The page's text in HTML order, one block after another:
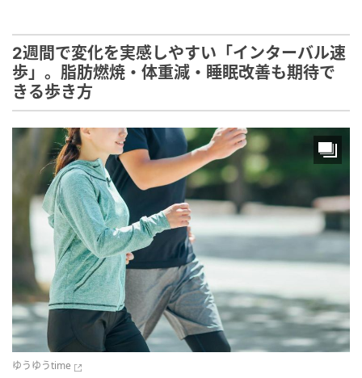
2週間で変化を実感しやすい「インターバル速
歩」。脂肪燃焼・体重減・睡眠改善も期待で
きる歩き方
ゆうゆうtime